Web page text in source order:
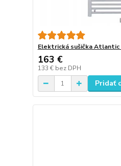
Elektrická sušička Atlantic
163 €
133 € bez DPH
Pridať